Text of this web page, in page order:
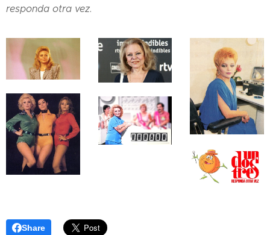
responda otra vez.
Share